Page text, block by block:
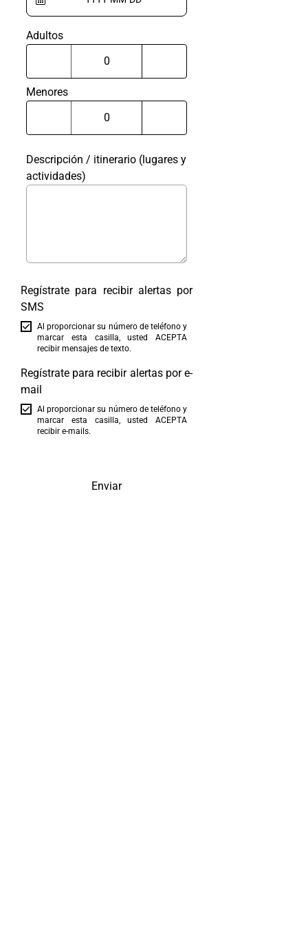
Adultos
Menores
Descripción / itinerario (lugares y
actividades)
Regístrate para recibir alertas por
SMS
Al proporcionar su número de teléfono y
marcar esta casilla, usted ACEPTA
recibir mensajes de texto.
Regístrate para recibir alertas por e-
mail
Al proporcionar su número de teléfono y
marcar esta casilla, usted ACEPTA
recibir e-mails.
Enviar